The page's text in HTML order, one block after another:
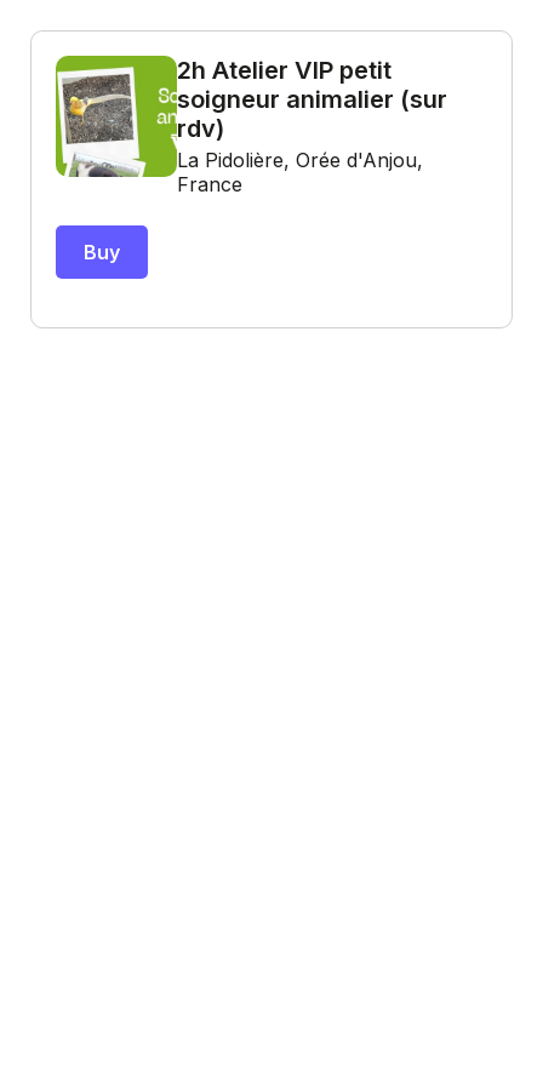
2h Atelier VIP petit
soigneur animalier (sur
rdv)
La Pidolière, Orée d'Anjou,
France
Buy